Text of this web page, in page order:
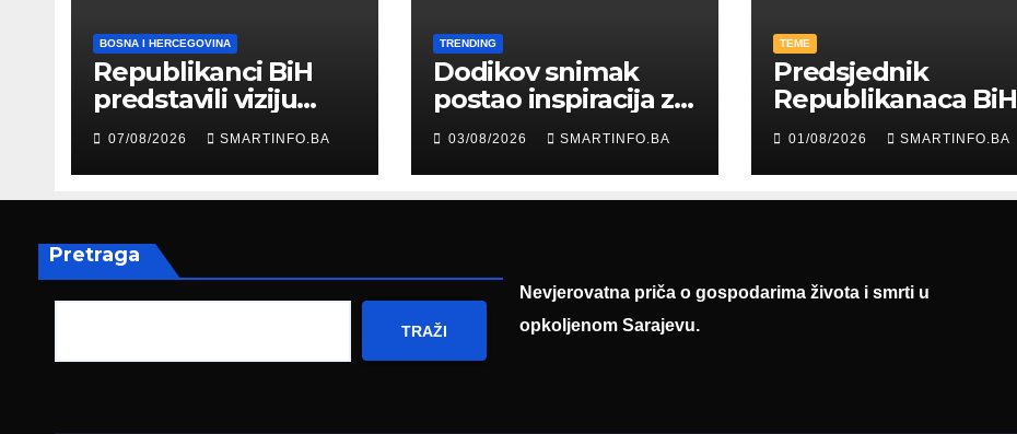
BOSNA I HERCEGOVINA
Republikanci BiH
predstavili viziju
moderne Bosne i
Hercegovine
ambasadoru
Njemačke
07/08/2026 SMARTINFO.BA
TRENDING
Dodikov snimak
postao inspiracija za
šale: Građani kroz
parodiju poslali
poruku
03/08/2026 SMARTINFO.BA
TEME
Predsjednik
Republikanaca BiH
Edin Garaplija
prisustvovao
prezentaciji
Federalnog sajma
01/08/2026 SMARTINFO.BA
Pretraga
TRAŽI
Nevjerovatna priča o gospodarima života i smrti u
opkoljenom Sarajevu.